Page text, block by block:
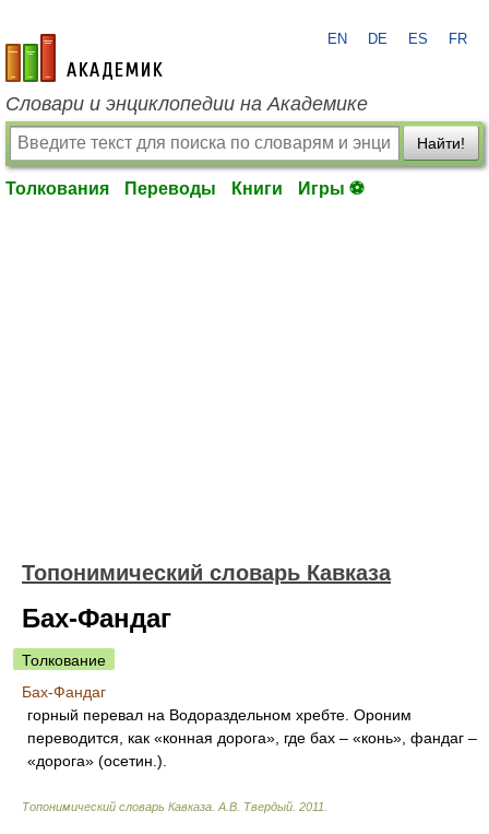
academic.ru
EN DE ES FR
Словари и энциклопедии на Академике
Найти!
Толкования Переводы Книги Игры ⚽
Топонимический словарь Кавказа
Бах-Фандаг
Толкование
Бах-Фандаг
горный перевал на Водораздельном хребте. Ороним
переводится, как «конная дорога», где бах – «конь», фандаг –
«дорога» (осетин.).
Топонимический словарь Кавказа А.В. Твердый 2011